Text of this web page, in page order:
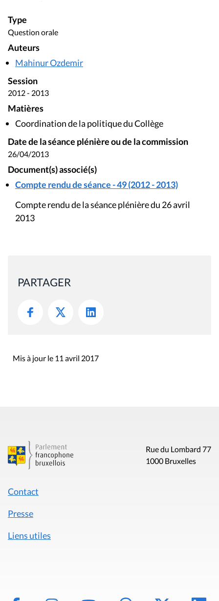
Type
Question orale
Auteurs
Mahinur Ozdemir
Session
2012 - 2013
Matières
Coordination de la politique du Collège
Date de la séance plénière ou de la commission
26/04/2013
Document(s) associé(s)
Compte rendu de séance - 49 (2012 - 2013)
Compte rendu de la séance plénière du 26 avril
2013
PARTAGER
Mis à jour le 11 avril 2017
Rue du Lombard 77
1000 Bruxelles
Contact
Presse
Liens utiles